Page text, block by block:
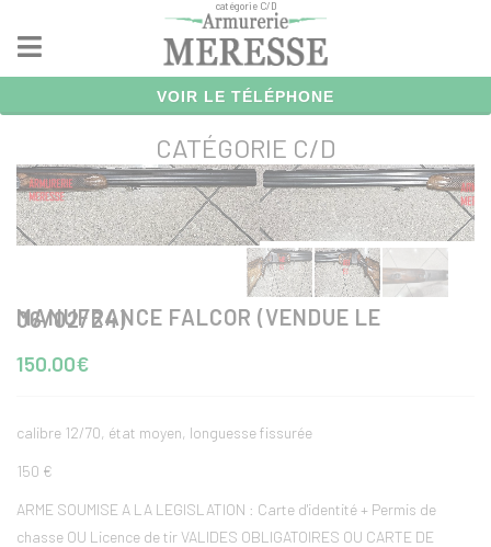
catégorie C/D
VOIR LE TÉLÉPHONE
CATÉGORIE C/D
MANUFRANCE FALCOR (VENDUE LE 06/02/24)
150.00€
calibre 12/70, état moyen, longuesse fissurée
150 €
ARME SOUMISE A LA LEGISLATION : Carte d'identité + Permis de
chasse OU Licence de tir VALIDES OBLIGATOIRES OU CARTE DE
Panneau de gestion des cookies